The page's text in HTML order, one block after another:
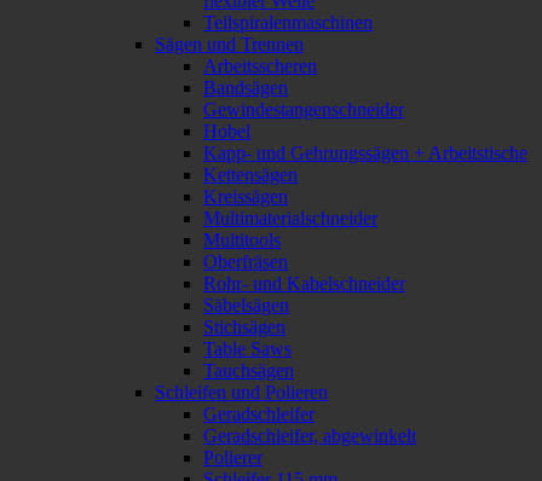
Teilspiralenmaschinen
Sägen und Trennen
Arbeitsscheren
Bandsägen
Gewindestangenschneider
Hobel
Kapp- und Gehrungssägen + Arbeitstische
Kettensägen
Kreissägen
Multimaterialschneider
Multitools
Oberfräsen
Rohr- und Kabelschneider
Säbelsägen
Stichsägen
Table Saws
Tauchsägen
Schleifen und Polieren
Geradschleifer
Geradschleifer, abgewinkelt
Polierer